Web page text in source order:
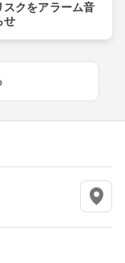
スクをアラーム音
せ